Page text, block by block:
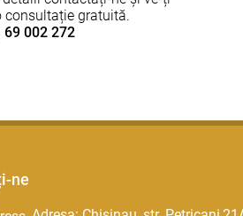
consultație gratuită.
69 002 272
ne